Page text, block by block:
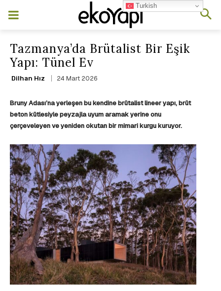
Tazmanya’da Brütalist Bir Eşik
Yapı: Tünel Ev
Dilhan Hız 24 Mart 2026
Bruny Adası’na yerleşen bu kendine brütalist lineer yapı, brüt
beton kütlesiyle peyzajla uyum aramak yerine onu
çerçeveleyen ve yeniden okutan bir mimari kurgu kuruyor.
Turkish